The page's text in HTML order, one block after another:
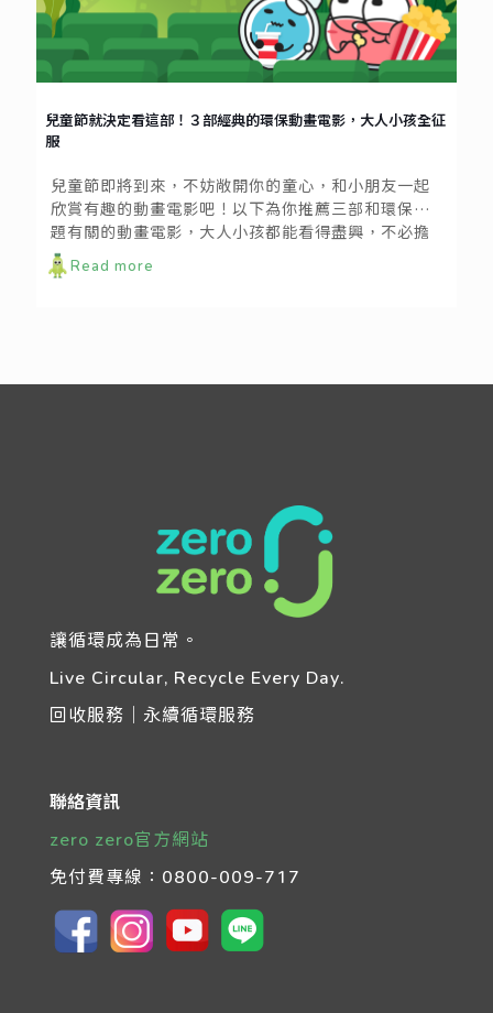
兒童節就決定看這部！３部經典的環保動畫電影，大人小孩全征
服
兒童節即將到來，不妨敞開你的童心，和小朋友一起
欣賞有趣的動畫電影吧！以下為你推薦三部和環保議
題有關的動畫電影，大人小孩都能看得盡興，不必擔
心太過嚴肅或晦澀，還能帶來更多的啟發與討論喔。
Read more
讓循環成為日常。
Live Circular, Recycle Every Day.
回收服務｜永續循環服務
聯絡資訊
zero zero官方網站
免付費專線： 0800-009-717